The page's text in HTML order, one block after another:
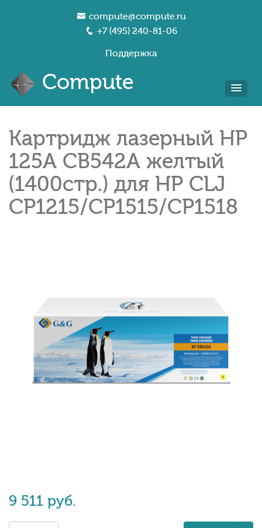
compute@compute.ru
+7 (495) 240-81-06
Поддержка
Compute
Картридж лазерный HP
125A CB542A желтый
(1400стр.) для HP CLJ
CP1215/CP1515/CP1518
9 511 руб.